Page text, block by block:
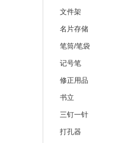
文件架
名片存储
笔筒/笔袋
记号笔
修正用品
书立
三钉一针
打孔器